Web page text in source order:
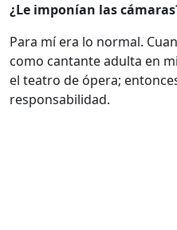
¿Le imponían las
Para mí era lo normal.
como cantante adulta en
el teatro de ópera;
responsabilidad.